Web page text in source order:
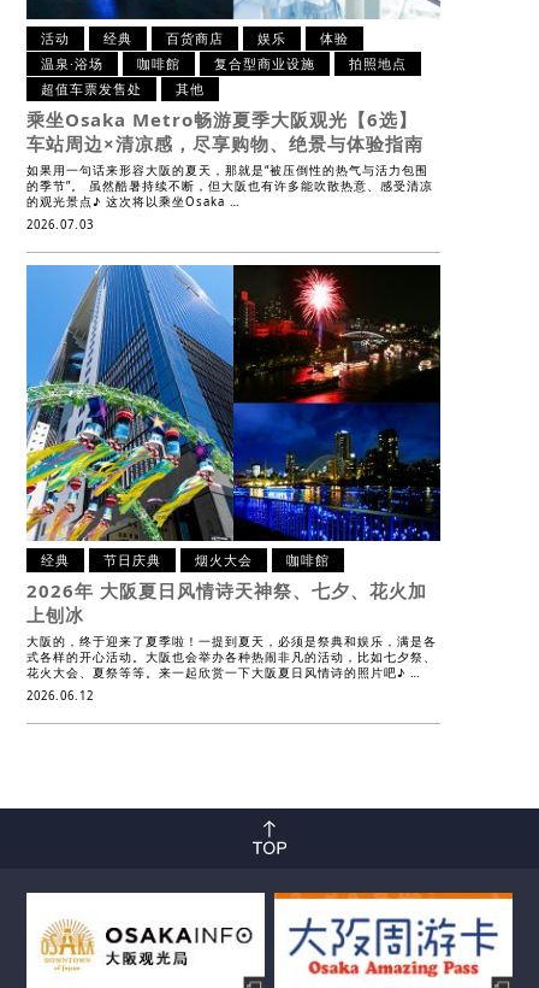
活动 经典 百货商店 娱乐
体验
温泉·浴场
咖啡館 复合型商业设施
拍照地点
超值车票发售处
其他
乘坐Osaka Metro畅游夏季大阪观光【6选】
车站周边×清凉感，尽享购物、绝景与体验指南
如果用一句话来形容大阪的夏天，那就是“被压倒性的热气与活力包围
的季节”。 虽然酷暑持续不断，但大阪也有许多能吹散热意、感受清凉
的观光景点♪ 这次将以乘坐Osaka …
2026.07.03
经典 节日庆典 烟火大会 咖啡館
2026年 大阪夏日风情诗天神祭、七夕、花火加
上刨冰
大阪的，终于迎来了夏季啦！一提到夏天，必须是祭典和娱乐，满是各
式各样的开心活动。大阪也会举办各种热闹非凡的活动，比如七夕祭、
花火大会、夏祭等等。来一起欣赏一下大阪夏日风情诗的照片吧♪ …
2026.06.12